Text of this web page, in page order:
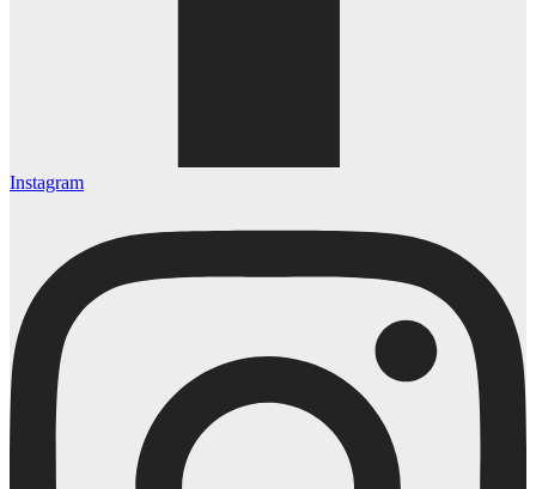
Instagram